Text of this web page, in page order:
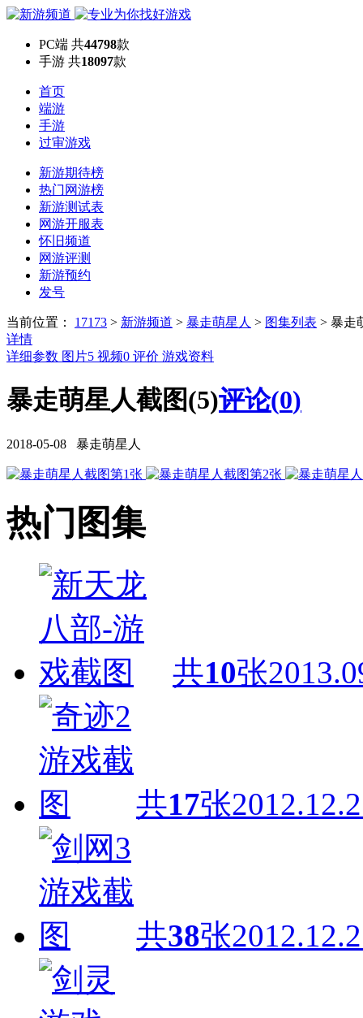
PC端 共44798款
手游 共18097款
首页
端游
手游
过审游戏
新游期待榜
热门网游榜
新游测试表
网游开服表
怀旧频道
网游评测
新游预约
发号
当前位置： 17173 > 新游频道 > 暴走萌星人 > 图集列表 > 暴走
详情
详细参数 图片5 视频0 评价 游戏资料
暴走萌星人截图(5)评论(0)
2018-05-08 暴走萌星人
热门图集
共10张
共17张
共38张